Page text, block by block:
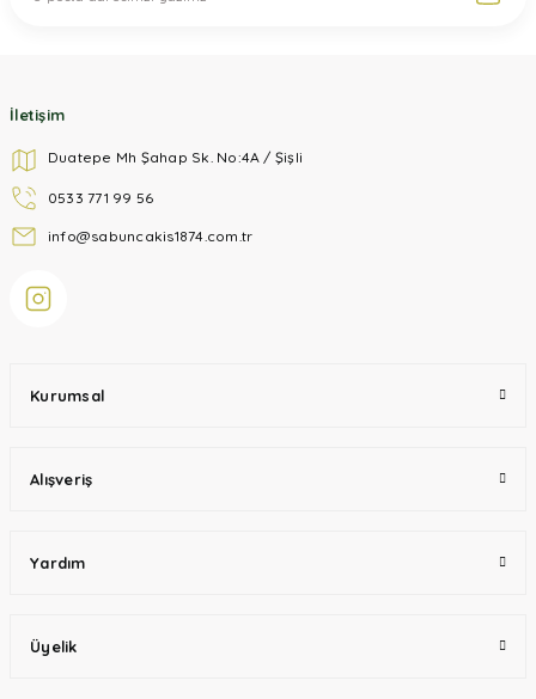
İletişim
Duatepe Mh Şahap Sk. No:4A / Şişli
0533 771 99 56
info@sabuncakis1874.com.tr
Kurumsal
Alışveriş
Yardım
Üyelik